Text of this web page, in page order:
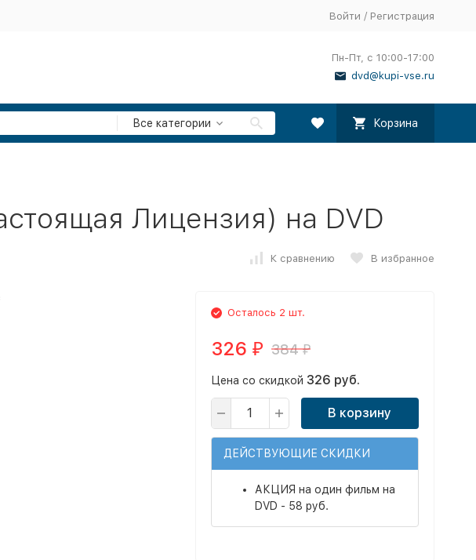
Войти / Регистрация
Пн-Пт, с 10:00-17:00
dvd@kupi-vse.ru
Все категории Корзина
Лицензия) на DVD
К сравнению В избранное
Осталось 2 шт.
326 ₽ 384₽
Цена со скидкой 326 руб.
В корзину
ДЕЙСТВУЮЩИЕ СКИДКИ
АКЦИЯ на один фильм на
DVD - 58 руб.